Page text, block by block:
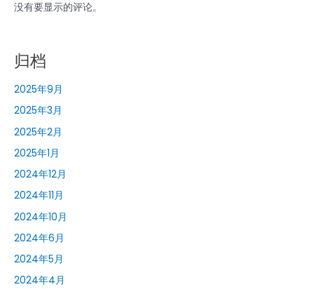
期
洞
没有要显示的评论。
归档
2025年9月
2025年3月
2025年2月
2025年1月
2024年12月
2024年11月
2024年10月
2024年6月
2024年5月
2024年4月